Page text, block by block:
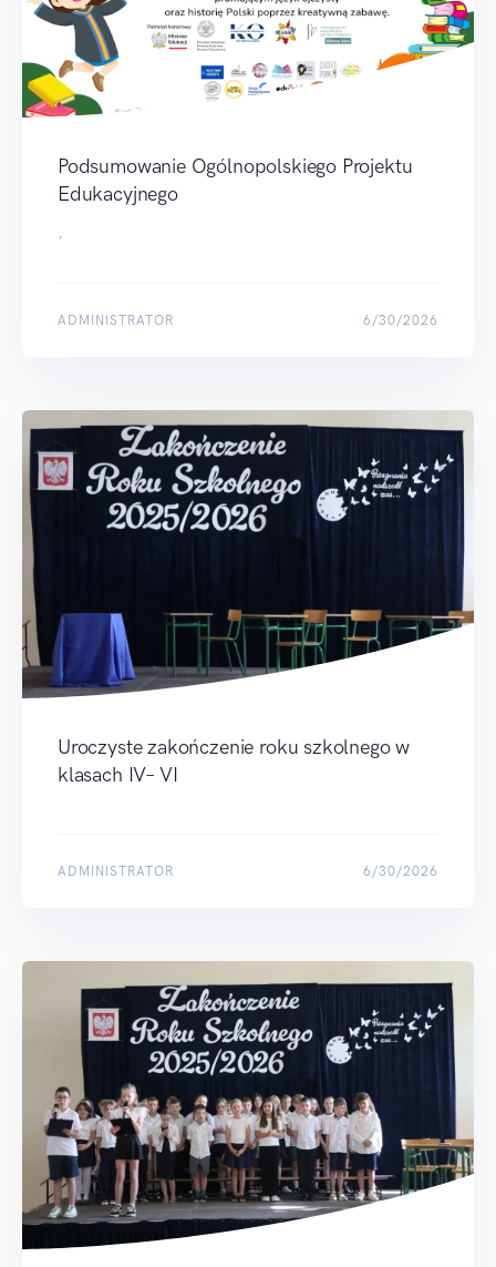
Podsumowanie Ogólnopolskiego Projektu
Edukacyjnego
.
ADMINISTRATOR 6/30/2026
Uroczyste zakończenie roku szkolnego w
klasach IV– VI
ADMINISTRATOR 6/30/2026